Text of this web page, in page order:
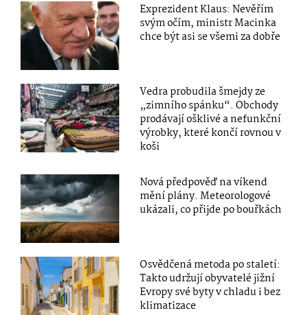
Exprezident Klaus: Nevěřím
svým očím, ministr Macinka
chce být asi se všemi za dobře
Vedra probudila šmejdy ze
„zimního spánku“. Obchody
prodávají ošklivé a nefunkční
výrobky, které končí rovnou v
koši
Nová předpověď na víkend
mění plány. Meteorologové
ukázali, co přijde po bouřkách
Osvědčená metoda po staletí:
Takto udržují obyvatelé jižní
Evropy své byty v chladu i bez
klimatizace